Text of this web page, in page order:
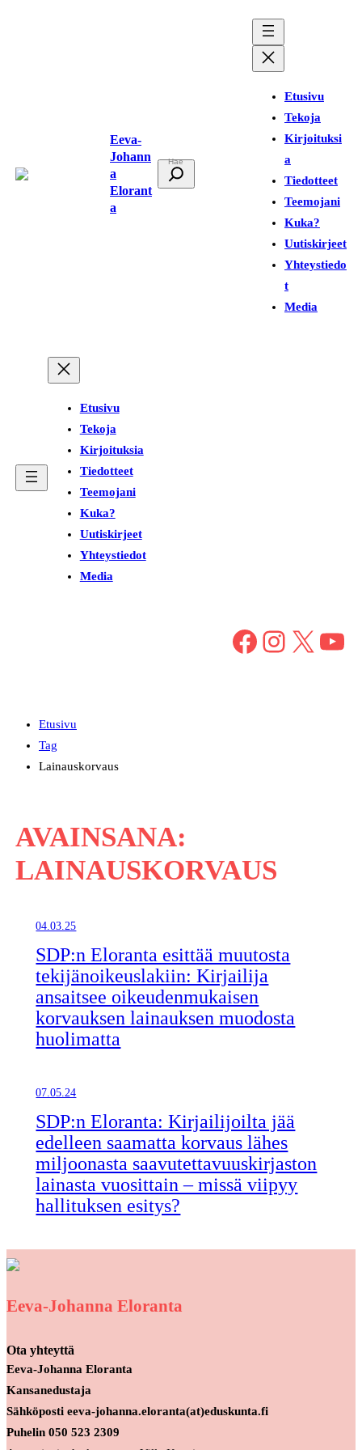
Eeva-
Johann
a
Elorant
a
t
Etusivu
Tekoja
Kirjoituksi
a
Tiedotteet
Teemojani
Kuka?
Uutiskirjeet
Yhteystiedo
t
Media
Etusivu
Tekoja
Kirjoituksia
Tiedotteet
Teemojani
Kuka?
Uutiskirjeet
Yhteystiedot
Media
Facebook Instagram X YouTube
Etusivu
Tag
Lainauskorvaus
AVAINSANA:
LAINAUSKORVAUS
04.03.25
SDP:n Eloranta esittää muutosta
tekijänoikeuslakiin: Kirjailija
ansaitsee oikeudenmukaisen
korvauksen lainauksen muodosta
huolimatta
07.05.24
SDP:n Eloranta: Kirjailijoilta jää
edelleen saamatta korvaus lähes
miljoonasta saavutettavuuskirjaston
lainasta vuosittain – missä viipyy
hallituksen esitys?
Eeva-Johanna Eloranta
Ota yhteyttä
Eeva-Johanna Eloranta
Kansanedustaja
Sähköposti eeva-johanna.eloranta(at)eduskunta.fi
Puhelin 050 523 2309